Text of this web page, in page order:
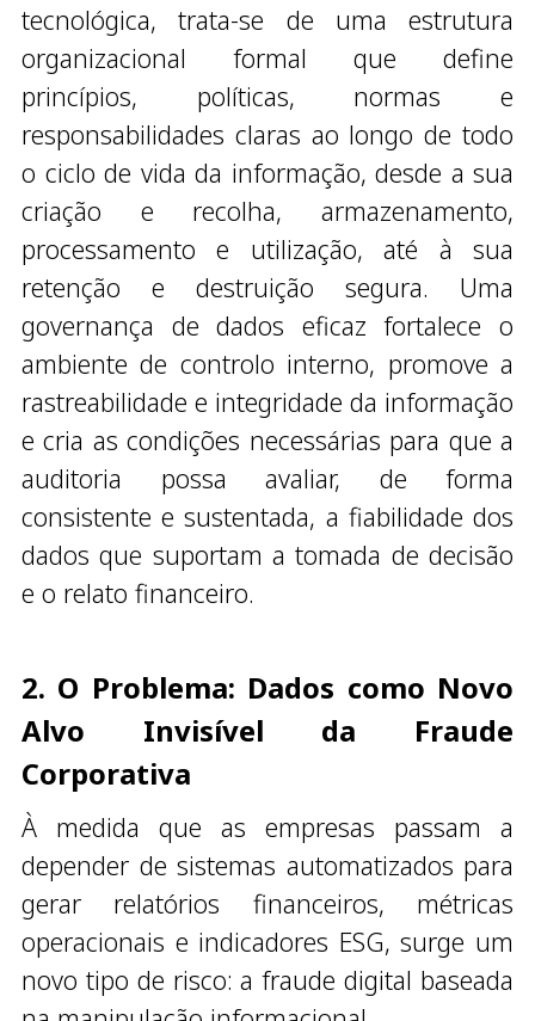
tecnológica, trata-se de uma estrutura
organizacional formal que define
princípios, políticas, normas e
responsabilidades claras ao longo de todo
o ciclo de vida da informação, desde a sua
criação e recolha, armazenamento,
processamento e utilização, até à sua
retenção e destruição segura. Uma
governança de dados eficaz fortalece o
ambiente de controlo interno, promove a
rastreabilidade e integridade da informação
e cria as condições necessárias para que a
auditoria possa avaliar, de forma
consistente e sustentada, a fiabilidade dos
dados que suportam a tomada de decisão
e o relato financeiro.
2. O Problema: Dados como Novo
Alvo Invisível da Fraude
Corporativa
À medida que as empresas passam a
depender de sistemas automatizados para
gerar relatórios financeiros, métricas
operacionais e indicadores ESG, surge um
novo tipo de risco: a fraude digital baseada